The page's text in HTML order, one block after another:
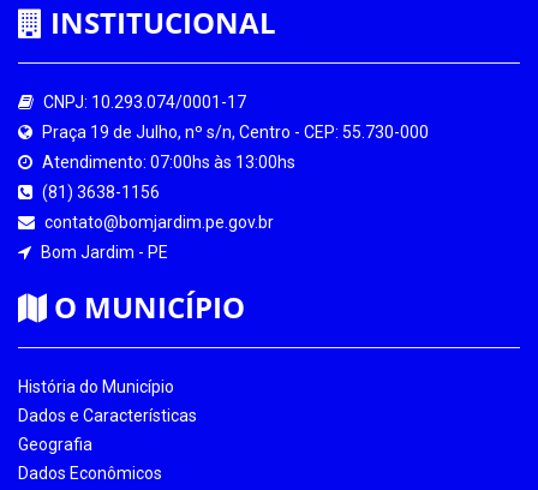
INSTITUCIONAL
CNPJ: 10.293.074/0001-17
Praça 19 de Julho, nº s/n, Centro - CEP: 55.730-000
Atendimento: 07:00hs às 13:00hs
(81) 3638-1156
contato@bomjardim.pe.gov.br
Bom Jardim - PE
O MUNICÍPIO
História do Município
Dados e Características
Geografia
Dados Econômicos